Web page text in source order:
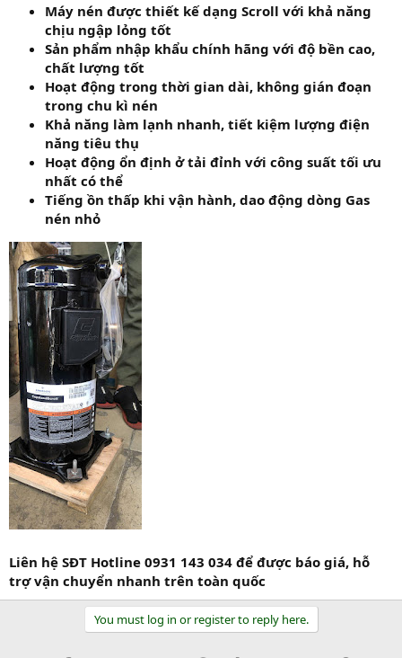
Máy nén được thiết kế dạng Scroll với khả năng
chịu ngập lỏng tốt
Sản phẩm nhập khẩu chính hãng với độ bền cao,
chất lượng tốt
Hoạt động trong thời gian dài, không gián đoạn
trong chu kì nén
Khả năng làm lạnh nhanh, tiết kiệm lượng điện
năng tiêu thụ
Hoạt động ổn định ở tải đỉnh với công suất tối ưu
nhất có thể
Tiếng ồn thấp khi vận hành, dao động dòng Gas
nén nhỏ
Liên hệ SĐT Hotline 0931 143 034 để được báo giá, hỗ
trợ vận chuyển nhanh trên toàn quốc
You must log in or register to reply here.